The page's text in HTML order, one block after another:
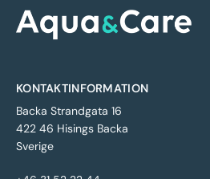
KONTAKTINFORMATION
Backa Strandgata 16
422 46 Hisings Backa
Sverige